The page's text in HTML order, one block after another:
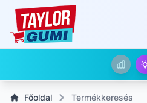
Főoldal Termékkeresés